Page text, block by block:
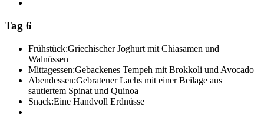
Tag 6
Frühstück:Griechischer Joghurt mit Chiasamen und
Walnüssen
Mittagessen:Gebackenes Tempeh mit Brokkoli und Avocado
Abendessen:Gebratener Lachs mit einer Beilage aus
sautiertem Spinat und Quinoa
Snack:Eine Handvoll Erdnüsse